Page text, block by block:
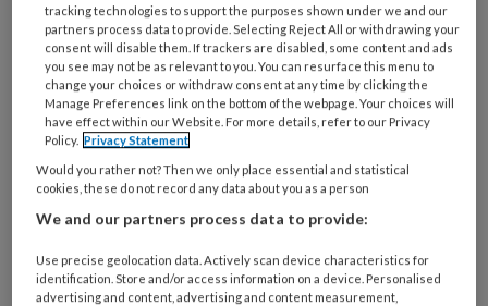
2 APRIL 2026 NIEUWS TOEZICHT KINDEROPVANG
tracking technologies to support the purposes shown under we and our
partners process data to provide. Selecting Reject All or withdrawing your
consent will disable them. If trackers are disabled, some content and ads
you see may not be as relevant to you. You can resurface this menu to
change your choices or withdraw consent at any time by clicking the
Manage Preferences link on the bottom of the webpage. Your choices will
have effect within our Website. For more details, refer to our Privacy
Policy. Privacy Statement
Would you rather not? Then we only place essential and statistical
cookies, these do not record any data about you as a person
We and our partners process data to provide:
Use precise geolocation data. Actively scan device characteristics for
identification. Store and/or access information on a device. Personalised
advertising and content, advertising and content measurement,